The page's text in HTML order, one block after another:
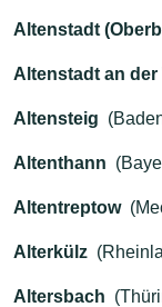
Altenstadt
Altenstadt an der
Altensteig
Altenthann
Altentreptow
Alterkülz
Altersbach